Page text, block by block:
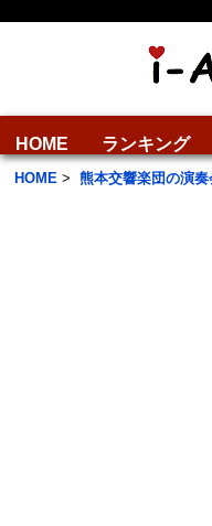
HOME ランキング
HOME > 熊本交響楽団の演奏